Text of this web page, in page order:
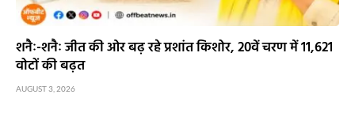
शनैः-शनैः जीत की ओर बढ़ रहे प्रशांत किशोर, 20वें चरण में 11,621
वोटों की बढ़त
AUGUST 3, 2026